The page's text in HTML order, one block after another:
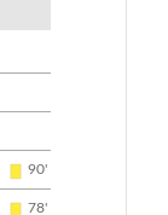
90'
78'